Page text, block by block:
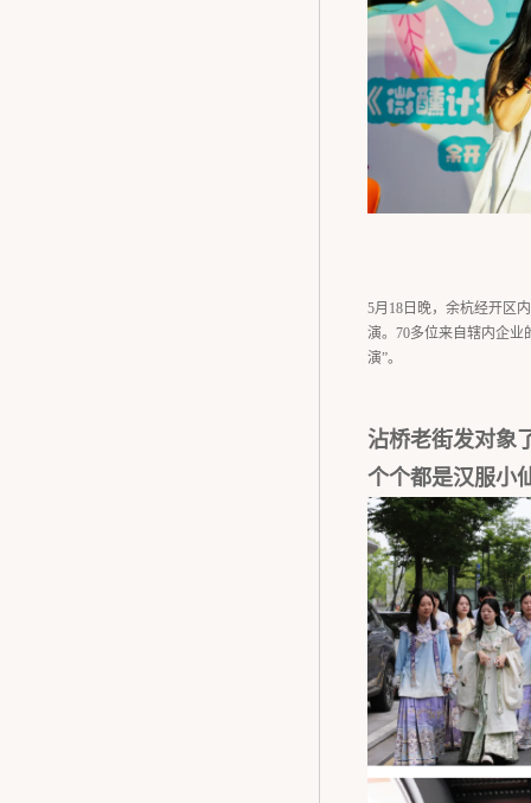
5月18日晚，余杭经开区
演。70多位来自辖内企业
演”。
沾桥老街发对象
个个都是汉服小